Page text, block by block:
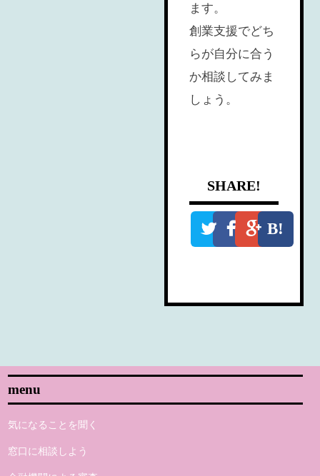
ます。
創業支援でどち
らが自分に合う
か相談してみま
しょう。
SHARE!
B!
menu
気になることを聞く
窓口に相談しよう